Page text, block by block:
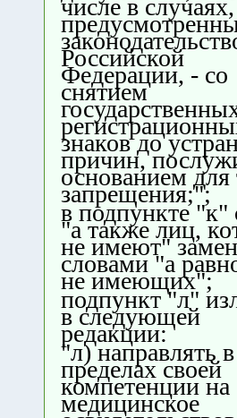
числе в случаях,
Российской
Федерации, - со
снятием
знаков до
причин,
основанием для
запрещения;";
в подпункте "к"
"а также лиц,
не имеют"
словами "а
не имеющих";
подпункт "л"
в следующей
редакции:
"л) направлять в
пределах своей
компетенции на
медицинское